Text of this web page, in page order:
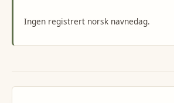
Ingen registrert norsk navnedag.